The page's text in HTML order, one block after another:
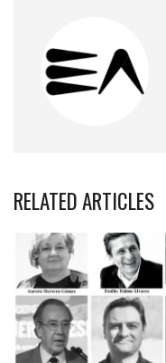
RELATED ARTICLES